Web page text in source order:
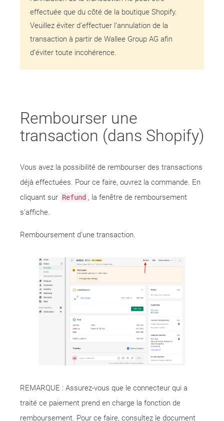
effectuée que du côté de la boutique Shopify.
Veuillez éviter d’effectuer l’annulation de la
transaction à partir de Wallee Group AG afin
d’éviter toute incohérence.
Rembourser une
transaction (dans Shopify)
Vous avez la possibilité de rembourser des transactions
déjà effectuées. Pour ce faire, ouvrez la commande. En
cliquant sur Refund , la fenêtre de remboursement
s’affiche.
Remboursement d’une transaction.
REMARQUE : Assurez-vous que le connecteur qui a
traité ce paiement prend en charge la fonction de
remboursement. Pour ce faire, consultez le document